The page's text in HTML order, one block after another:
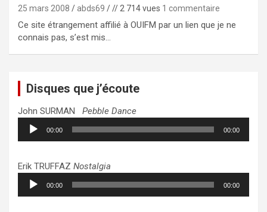
25 mars 2008 abds69 // 2 714 vues 1 commentaire
Ce site étrangement affilié à OUIFM par un lien que je ne
connais pas, s’est mis…
Disques que j’écoute
John SURMAN Pebble Dance
Lecteur
audio
00:00 00:00
Erik TRUFFAZ Nostalgia
Lecteur
audio
00:00 00:00